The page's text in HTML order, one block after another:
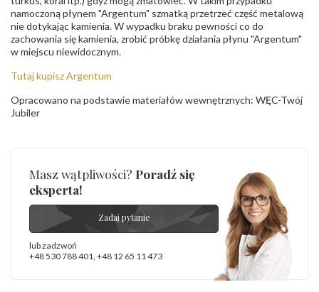
namoczoną płynem "Argentum" szmatką przetrzeć część metalową
nie dotykając kamienia. W wypadku braku pewności co do
zachowania się kamienia, zrobić próbkę działania płynu "Argentum"
w miejscu niewidocznym.
Tutaj kupisz Argentum
Opracowano na podstawie materiałów wewnętrznych: WĘC-Twój
Jubiler
Masz wątpliwości? Poradź się
eksperta!
Zadaj pytanie
lub zadzwoń
+48 530 788 401 +48 12 65 11 473